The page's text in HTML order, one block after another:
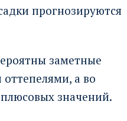
прогнозируются
заметные
а во
значений.